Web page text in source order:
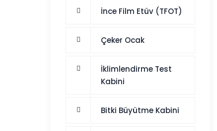
İnce Film Etüv (TFOT)
Çeker Ocak
İklimlendirme Test
Kabini
Bitki Büyütme Kabini